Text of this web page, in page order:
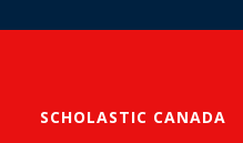
SCHOLASTIC CANADA